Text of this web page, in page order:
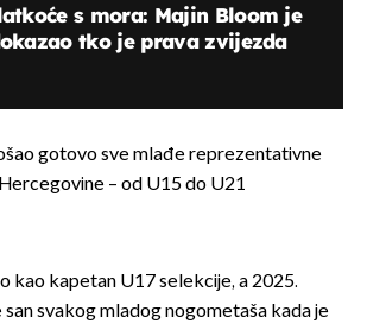
s mora: Majin Bloom je
tko je prava zvijezda
gotovo sve mlađe reprezentativne
– od U15 do U21
kao kapetan U17 selekcije, a 2025.
svakog mladog nogometaša kada je